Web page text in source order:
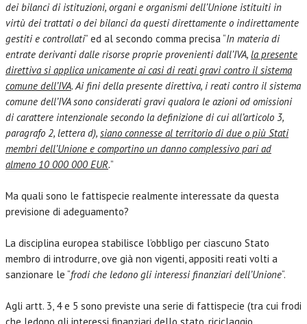
dei bilanci di istituzioni, organi e organismi dell’Unione istituiti in
virtù dei trattati o dei bilanci da questi direttamente o indirettamente
gestiti e controllati” ed al secondo comma precisa “In materia di
entrate derivanti dalle risorse proprie provenienti dall’IVA, la presente
direttiva si applica unicamente ai casi di reati gravi contro il sistema
comune dell’IVA. Ai fini della presente direttiva, i reati contro il sistema
comune dell’IVA sono considerati gravi qualora le azioni od omissioni
di carattere intenzionale secondo la definizione di cui all’articolo 3,
paragrafo 2, lettera d), siano connesse al territorio di due o più Stati
membri dell’Unione e comportino un danno complessivo pari ad
almeno 10 000 000 EUR.”
Ma quali sono le fattispecie realmente interessate da questa
previsione di adeguamento?
La disciplina europea stabilisce l’obbligo per ciascuno Stato
membro di introdurre, ove già non vigenti, appositi reati volti a
sanzionare le “frodi che ledono gli interessi finanziari dell’Unione“.
Agli artt. 3, 4 e 5 sono previste una serie di fattispecie (tra cui frodi